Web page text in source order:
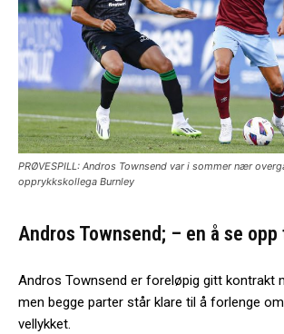
PRØVESPILL: Andros Townsend var i sommer nær
opprykkskollega Burnley
Andros Townsend; – en å se opp
Andros Townsend er foreløpig gitt kontrakt
men begge parter står klare til å forlenge
vellykket.